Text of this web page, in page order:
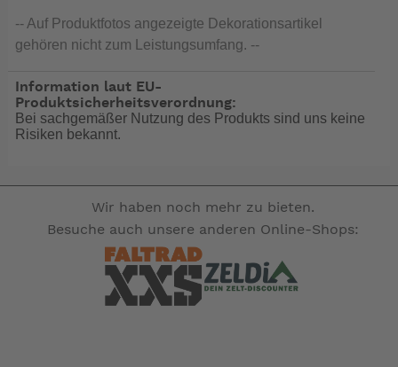
-- Auf Produktfotos angezeigte Dekorationsartikel
gehören nicht zum Leistungsumfang. --
Information laut EU-
Produktsicherheitsverordnung:
Bei sachgemäßer Nutzung des Produkts sind uns keine
Risiken bekannt.
Wir haben noch mehr zu bieten.
Besuche auch unsere anderen Online-Shops: